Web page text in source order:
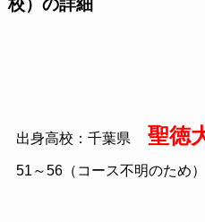
校）の詳細
出身高校：千葉県 聖徳
51～56（コース不明のため）